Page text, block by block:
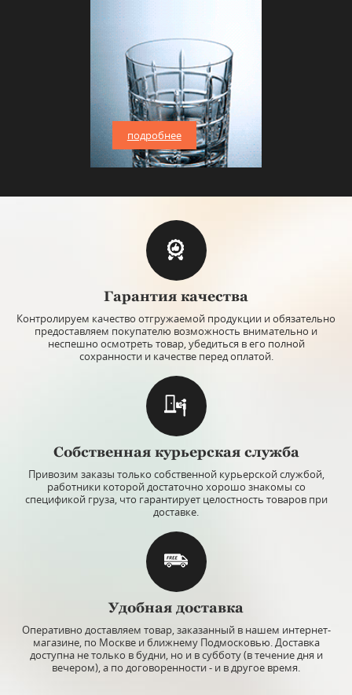
подробнее
Гарантия качества
Контролируем качество отгружаемой продукции и обязательно
предоставляем покупателю возможность внимательно и
неспешно осмотреть товар, убедиться в его полной
сохранности и качестве перед оплатой.
Собственная курьерская служба
Привозим заказы только собственной курьерской службой,
работники которой достаточно хорошо знакомы со
спецификой груза, что гарантирует целостность товаров при
доставке.
Удобная доставка
Оперативно доставляем товар, заказанный в нашем интернет-
магазине, по Москве и ближнему Подмосковью. Доставка
доступна не только в будни, но и в субботу (в течение дня и
вечером), а по договоренности - и в другое время.